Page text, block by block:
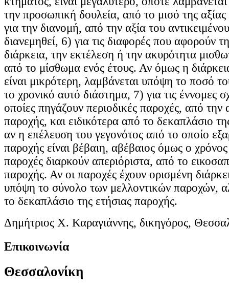
την προσωπική δουλεία, από το μισό της
για την διανομή, από την αξία του
διανεμηθεί, 6) για τις διαφορές που αφορούν
διάρκεια, την εκτέλεση ή την ακυρότητα
από το μίσθωμα ενός έτους. Αν όμως η
είναι μικρότερη, λαμβάνεται υπόψη το ποσό
το χρονικό αυτό διάστημα, 7) για τις έννομες
οποίες πηγάζουν περιοδικές παροχές, από την
παροχής, και ειδικότερα από το δεκαπλάσιο
αν η επέλευση του γεγονότος από το οποίο
παροχής είναι βέβαιη, αβέβαιος όμως ο
παροχές διαρκούν απεριόριστα, από το
παροχής. Αν οι παροχές έχουν ορισμένη
υπόψη το σύνολο των μελλοντικών παροχών,
το δεκαπλάσιο της ετήσιας παροχής.
Δημήτριος Χ. Καραγιάννης, δικηγόρος,
Επικοινωνία
Θεσσαλονίκη